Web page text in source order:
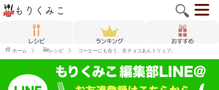
ホーム レシピ コーヒーにも合う、生チョコあんトリュフ。